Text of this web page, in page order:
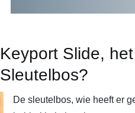
Keyport Slide,
Sleutelbos?
De sleutelbos, wie heeft er